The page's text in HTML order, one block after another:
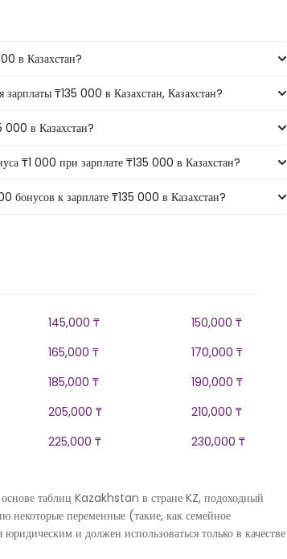
в Казахстан?
зарплаты ₸135 000 в Казахстан, Казахстан?
000 в Казахстан?
₸1 000 при зарплате ₸135 000 в Казахстан?
бонусов к зарплате ₸135 000 в Казахстан?
145,000 ₸
150,000 ₸
165,000 ₸
170,000 ₸
185,000 ₸
190,000 ₸
205,000 ₸
210,000 ₸
225,000 ₸ 230,000 ₸
таблиц Kazakhstan в стране KZ, подоходный
переменные (такие, как семейное
и должен использоваться только в качестве